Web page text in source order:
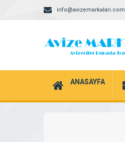
info@avizemarkalari.com
ANASAYFA